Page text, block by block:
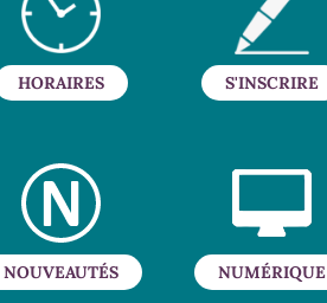
HORAIRES S'INSCRIRE
NOUVEAUTÉS NUMÉRIQUE